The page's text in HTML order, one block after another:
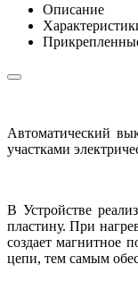
Описание
Автоматический
участками
В Устройстве
пластину. При
создает магнитное
цепи, тем самым